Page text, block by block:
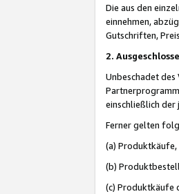
Die aus den
einnehmen,
Gutschriften,
2.
Unbeschadet
einschließlich der
Ferner gelten
(a) Produktkäufe,
(b)
(c) Produktkäufe